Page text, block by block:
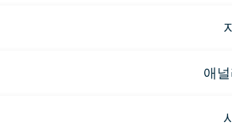
애